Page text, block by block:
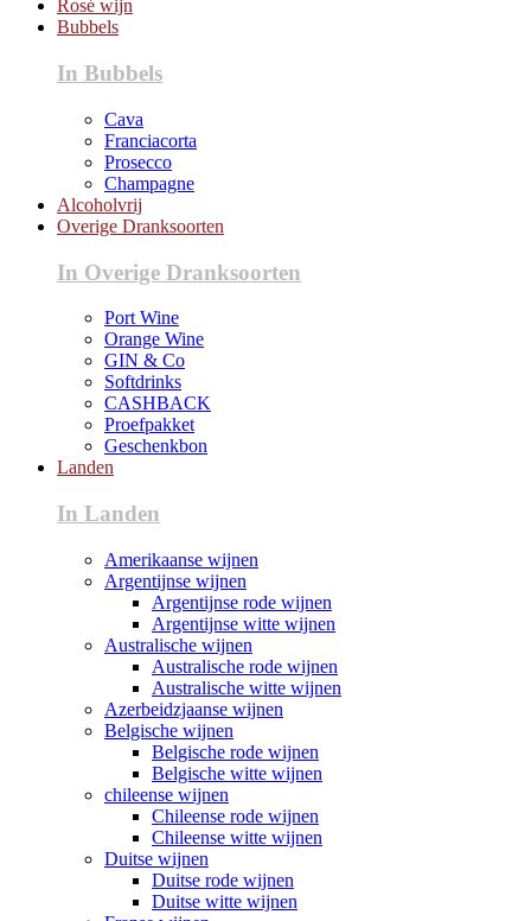
Rosé wijn
Bubbels
In Bubbels
Cava
Franciacorta
Prosecco
Champagne
Alcoholvrij
Overige Dranksoorten
In Overige Dranksoorten
Port Wine
Orange Wine
GIN & Co
Softdrinks
CASHBACK
Proefpakket
Geschenkbon
Landen
In Landen
Amerikaanse wijnen
Argentijnse wijnen
Argentijnse rode wijnen
Argentijnse witte wijnen
Australische wijnen
Australische rode wijnen
Australische witte wijnen
Azerbeidzjaanse wijnen
Belgische wijnen
Belgische rode wijnen
Belgische witte wijnen
chileense wijnen
Chileense rode wijnen
Chileense witte wijnen
Duitse wijnen
Duitse rode wijnen
Duitse witte wijnen